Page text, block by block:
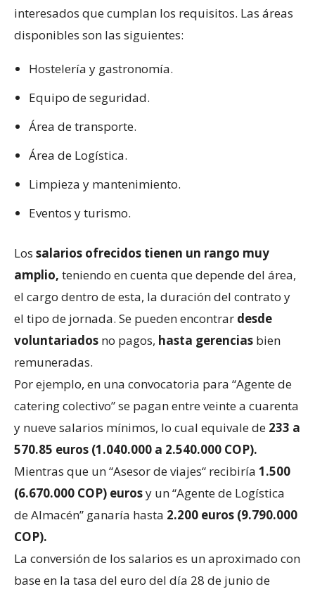
interesados que cumplan los requisitos. Las áreas
disponibles son las siguientes:
Hostelería y gastronomía.
Equipo de seguridad.
Área de transporte.
Área de Logística.
Limpieza y mantenimiento.
Eventos y turismo.
Los salarios ofrecidos tienen un rango muy
amplio, teniendo en cuenta que depende del área,
el cargo dentro de esta, la duración del contrato y
el tipo de jornada. Se pueden encontrar desde
voluntariados no pagos, hasta gerencias bien
remuneradas.
Por ejemplo, en una convocatoria para “Agente de
catering colectivo” se pagan entre veinte a cuarenta
y nueve salarios mínimos, lo cual equivale de 233 a
570.85 euros (1.040.000 a 2.540.000 COP).
Mientras que un “Asesor de viajes“ recibiría 1.500
(6.670.000 COP) eurosy un “Agente de Logística
de Almacén” ganaría hasta 2.200 euros (9.790.000
COP).
La conversión de los salarios es un aproximado con
base en la tasa del euro del día 28 de junio de